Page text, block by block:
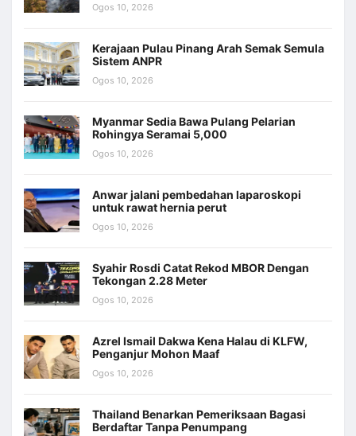
Ogos 10, 2026
Kerajaan Pulau Pinang Arah Semak Semula
Sistem ANPR
Ogos 10, 2026
Myanmar Sedia Bawa Pulang Pelarian
Rohingya Seramai 5,000
Ogos 10, 2026
Anwar jalani pembedahan laparoskopi
untuk rawat hernia perut
Ogos 10, 2026
Syahir Rosdi Catat Rekod MBOR Dengan
Tekongan 2.28 Meter
Ogos 10, 2026
Azrel Ismail Dakwa Kena Halau di KLFW,
Penganjur Mohon Maaf
Ogos 10, 2026
Thailand Benarkan Pemeriksaan Bagasi
Berdaftar Tanpa Penumpang